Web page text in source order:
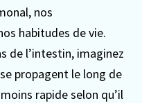
nos
habitudes de vie.
de l’intestin, imaginez
propagent le long de
rapide selon qu’il